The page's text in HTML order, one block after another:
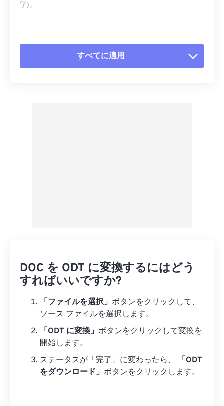
字)。
すべてに適用
DOC を ODT に変換するにはどう
すればいいですか?
「ファイルを選択」 ボタンをクリックして、
ソース ファイルを選択します。
「ODT に変換」 ボタンをクリックして変換を
開始します。
ステータスが「完了」に変わったら、
「ODT
をダウンロード」 ボタンをクリックします。